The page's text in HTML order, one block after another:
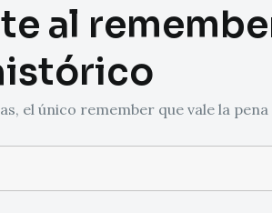
al
el único remember que vale la pena